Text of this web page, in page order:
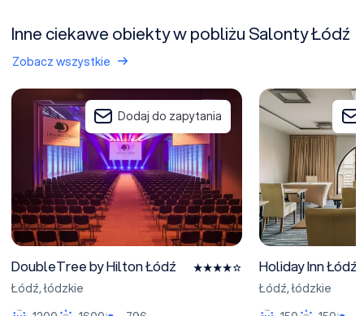
Inne ciekawe obiekty w pobliżu Salonty Łódź
Zobacz wszystkie
DoubleTree by Hilton Łódź
Dodaj do zapytania
DoubleTree by Hilton Łódź
Łódź,łódzkie
Holiday Inn Łódź
Holiday Inn Łódź
Łódź,łódzkie